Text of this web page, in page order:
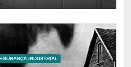
INDUSTRIAL